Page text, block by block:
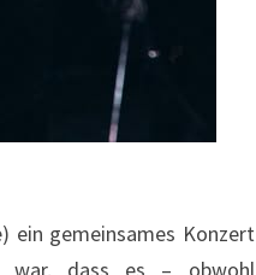
ein gemeinsames Konzert